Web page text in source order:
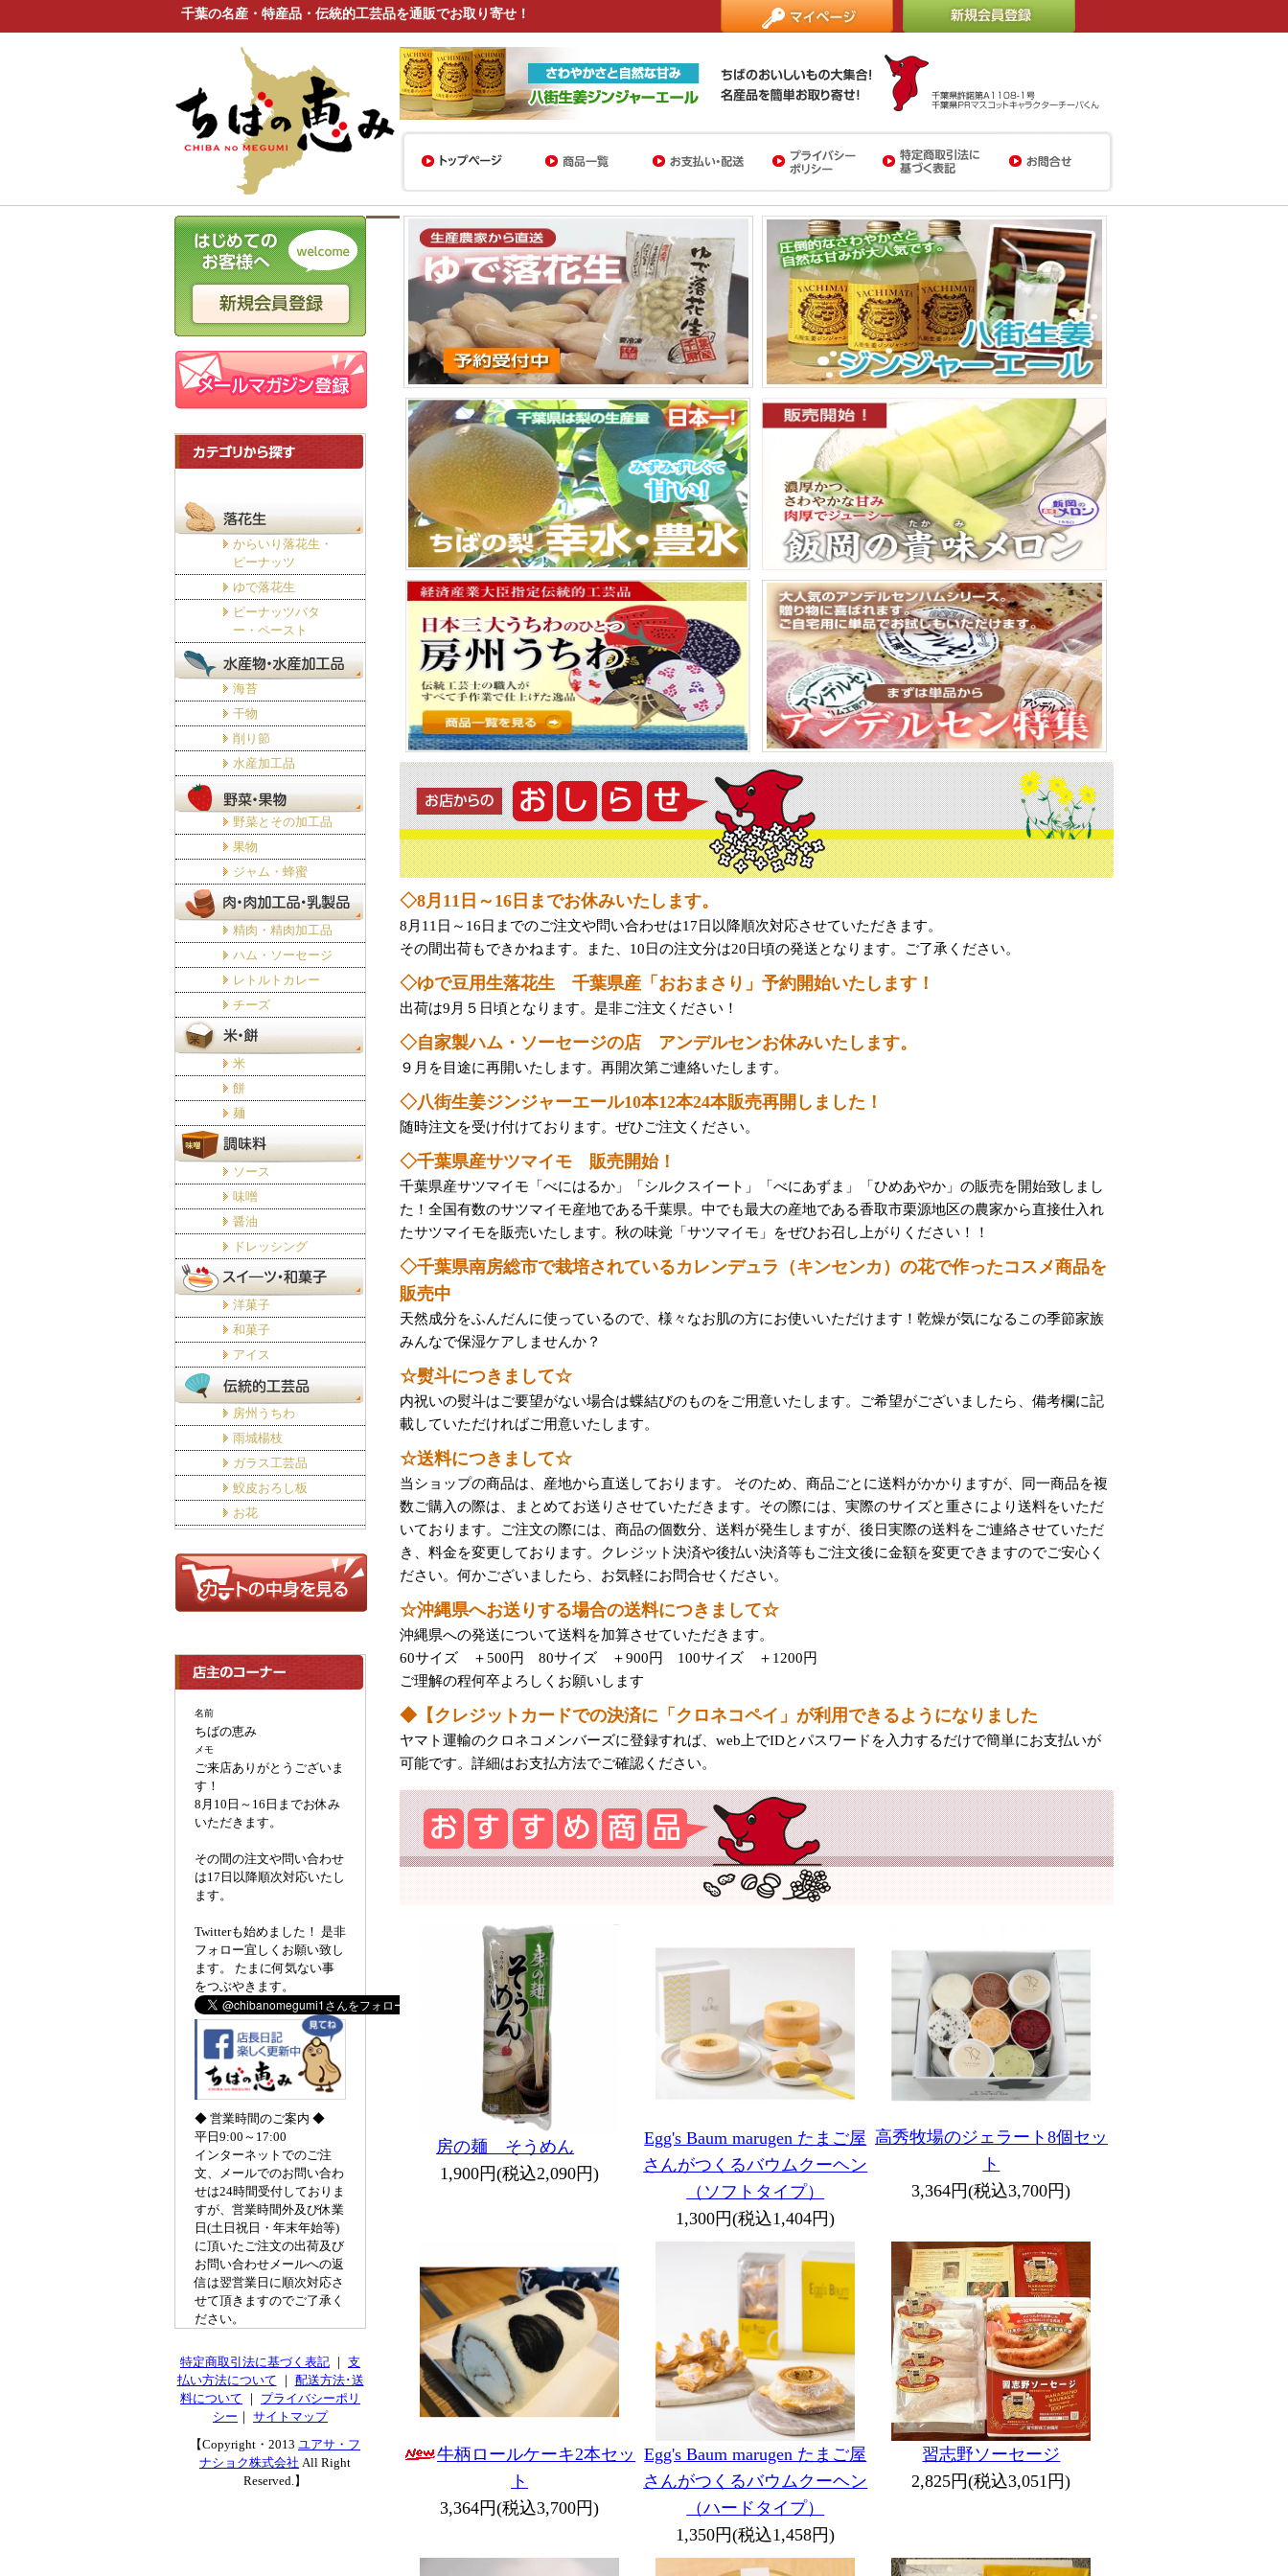
千葉の名産・特産品・伝統的工芸品を通販でお取り寄せ！
からいり落花生・
ピーナッツ
ゆで落花生
ピーナッツバタ
ー・ペースト
海苔
干物
削り節
水産加工品
野菜とその加工品
果物
ジャム・蜂蜜
精肉・精肉加工品
ハム・ソーセージ
レトルトカレー
チーズ
米
餅
麺
ソース
味噌
醤油
ドレッシング
洋菓子
和菓子
アイス
房州うちわ
雨城楊枝
ガラス工芸品
鮫皮おろし板
お花
名前
ちばの恵み
メモ
ご来店ありがとうございま
す！
8月10日～16日までお休み
いただきます。
その間の注文や問い合わせ
は17日以降順次対応いたし
ます。
Twitterも始めました！ 是非
フォロー宜しくお願い致し
ます。 たまに何気ない事
をつぶやきます。
◆ 営業時間のご案内 ◆
平日9:00～17:00
インターネットでのご注
文、メールでのお問い合わ
せは24時間受付しておりま
すが、営業時間外及び休業
日(土日祝日・年末年始等)
に頂いたご注文の出荷及び
お問い合わせメールへの返
信は翌営業日に順次対応さ
せて頂きますのでご了承く
ださい。
◇8月11日～16日までお休みいたします。
8月11日～16日までのご注文や問い合わせは17日以降順次対応させていただきます。
その間出荷もできかねます。また、10日の注文分は20日頃の発送となります。ご了承ください。
◇ゆで豆用生落花生 千葉県産「おおまさり」予約開始いたします！
出荷は9月５日頃となります。是非ご注文ください！
◇自家製ハム・ソーセージの店 アンデルセンお休みいたします。
９月を目途に再開いたします。再開次第ご連絡いたします。
◇八街生姜ジンジャーエール10本12本24本販売再開しました！
随時注文を受け付けております。ぜひご注文ください。
◇千葉県産サツマイモ 販売開始！
千葉県産サツマイモ「べにはるか」「シルクスイート」「べにあずま」「ひめあやか」の販売を開始致しまし
た！全国有数のサツマイモ産地である千葉県。中でも最大の産地である香取市栗源地区の農家から直接仕入れ
たサツマイモを販売いたします。秋の味覚「サツマイモ」をぜひお召し上がりください！！
◇千葉県南房総市で栽培されているカレンデュラ（キンセンカ）の花で作ったコスメ商品を
販売中
天然成分をふんだんに使っているので、様々なお肌の方にお使いいただけます！乾燥が気になるこの季節家族
みんなで保湿ケアしませんか？
☆熨斗につきまして☆
内祝いの熨斗はご要望がない場合は蝶結びのものをご用意いたします。ご希望がございましたら、備考欄に記
載していただければご用意いたします。
☆送料につきまして☆
当ショップの商品は、産地から直送しております。 そのため、商品ごとに送料がかかりますが、同一商品を複
数ご購入の際は、まとめてお送りさせていただきます。その際には、実際のサイズと重さにより送料をいただ
いております。ご注文の際には、商品の個数分、送料が発生しますが、後日実際の送料をご連絡させていただ
き、料金を変更しております。クレジット決済や後払い決済等もご注文後に金額を変更できますのでご安心く
ださい。何かございましたら、お気軽にお問合せください。
☆沖縄県へお送りする場合の送料につきまして☆
沖縄県への発送について送料を加算させていただきます。
60サイズ ＋500円 80サイズ ＋900円 100サイズ ＋1200円
ご理解の程何卒よろしくお願いします
◆【クレジットカードでの決済に「クロネコペイ」が利用できるようになりました
ヤマト運輸のクロネコメンバーズに登録すれば、web上でIDとパスワードを入力するだけで簡単にお支払いが
可能です。詳細はお支払方法でご確認ください。
房の麺 そうめん
1,900円(税込2,090円)
Egg's Baum marugen たまご屋
さんがつくるバウムクーヘン
（ソフトタイプ）
1,300円(税込1,404円)
高秀牧場のジェラート8個セッ
ト
3,364円(税込3,700円)
牛柄ロールケーキ2本セッ
ト
3,364円(税込3,700円)
Egg's Baum marugen たまご屋
さんがつくるバウムクーヘン
（ハードタイプ）
1,350円(税込1,458円)
習志野ソーセージ
2,825円(税込3,051円)
特定商取引法に基づく表記 ｜ 支
払い方法について ｜ 配送方法･送
料について ｜ プライバシーポリ
シー ｜ サイトマップ
【Copyright・2013 ユアサ・フ
ナショク株式会社 All Right
Reserved.】